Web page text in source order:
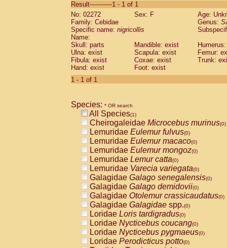
CebidaeSaguinus labiatus(0)
Cebidae Saguinus leucopus (0)
Cebidae
CebidaeSaguinus mystax
Cebidae Saguinus nigricollis (1)
Cebidae Saguinus oedipus
Cebidae Saguinus weddelli
Cebidae Saguinusspp.
Cebidae
CebidaeCebus capucinus
CebidaeCebus nigrivittatus
CebidaeCebus spp.(0)
CebidaeSaimiri boliviensis(0)
CebidaeSaimiri sciureus(0)
AtelidaeAlouatta caraya(0)
AtelidaeAlouatta fusca(0)
AtelidaeAlouatta seniculus(0)
AtelidaeAlouattaspp.(0)
AtelidaeAteles belzebuth(0)
AtelidaeAteles geoffroyi(0)
AtelidaeAteles paniscus(0)
AtelidaeAtelesspp.(0)
AtelidaeLagothrix lagothricha(0)
AtelidaeLagothrix lagothricha cana
PitheciidaeCacajao calvus
Result-----------1 - 1 of 1
No: 02272
Sex: F
Age:
Family: Cebidae
Genus:
Specific name: nigricollis
Name:
Skull: parts
Mandible: exist
Ulna: exist
Scapula: exist
Femur:
Fibula: exist
Coxae: exist
Trunk:
Hand: exist
Foot: exist
1 - 1 of 1
Species: * OR search
All Species(1)
Cheirogaleidae Microcebus murinus(0)
Lemuridae Eulemur fulvus(0)
Lemuridae Eulemur macaco(0)
Lemuridae Eulemur mongoz(0)
Lemuridae Lemur catta(0)
Lemuridae Varecia variegata(0)
Galagidae Galago senegalensis(0)
Galagidae Galago demidovii(0)
Galagidae Otolemur crassicaudatus(0)
Galagidae Galagidae spp.(0)
Loridae Loris tardigradus(0)
Loridae Nycticebus coucang(0)
Loridae Nycticebus pygmaeus(0)
Loridae Perodicticus potto(0)